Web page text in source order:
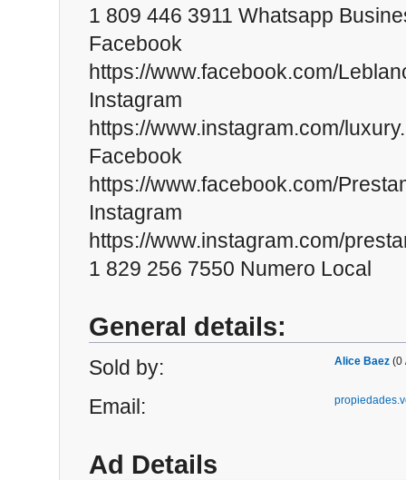
1 809 446 3911 Whatsapp
Facebook
https://www.facebook.com/
Instagram
https://www.instagram.com/
Facebook
https://www.facebook.com/
Instagram
https://www.instagram.com/
1 829 256 7550 Numero Local
General details:
Sold by: Alice Baez (0
Email:
Ad Details